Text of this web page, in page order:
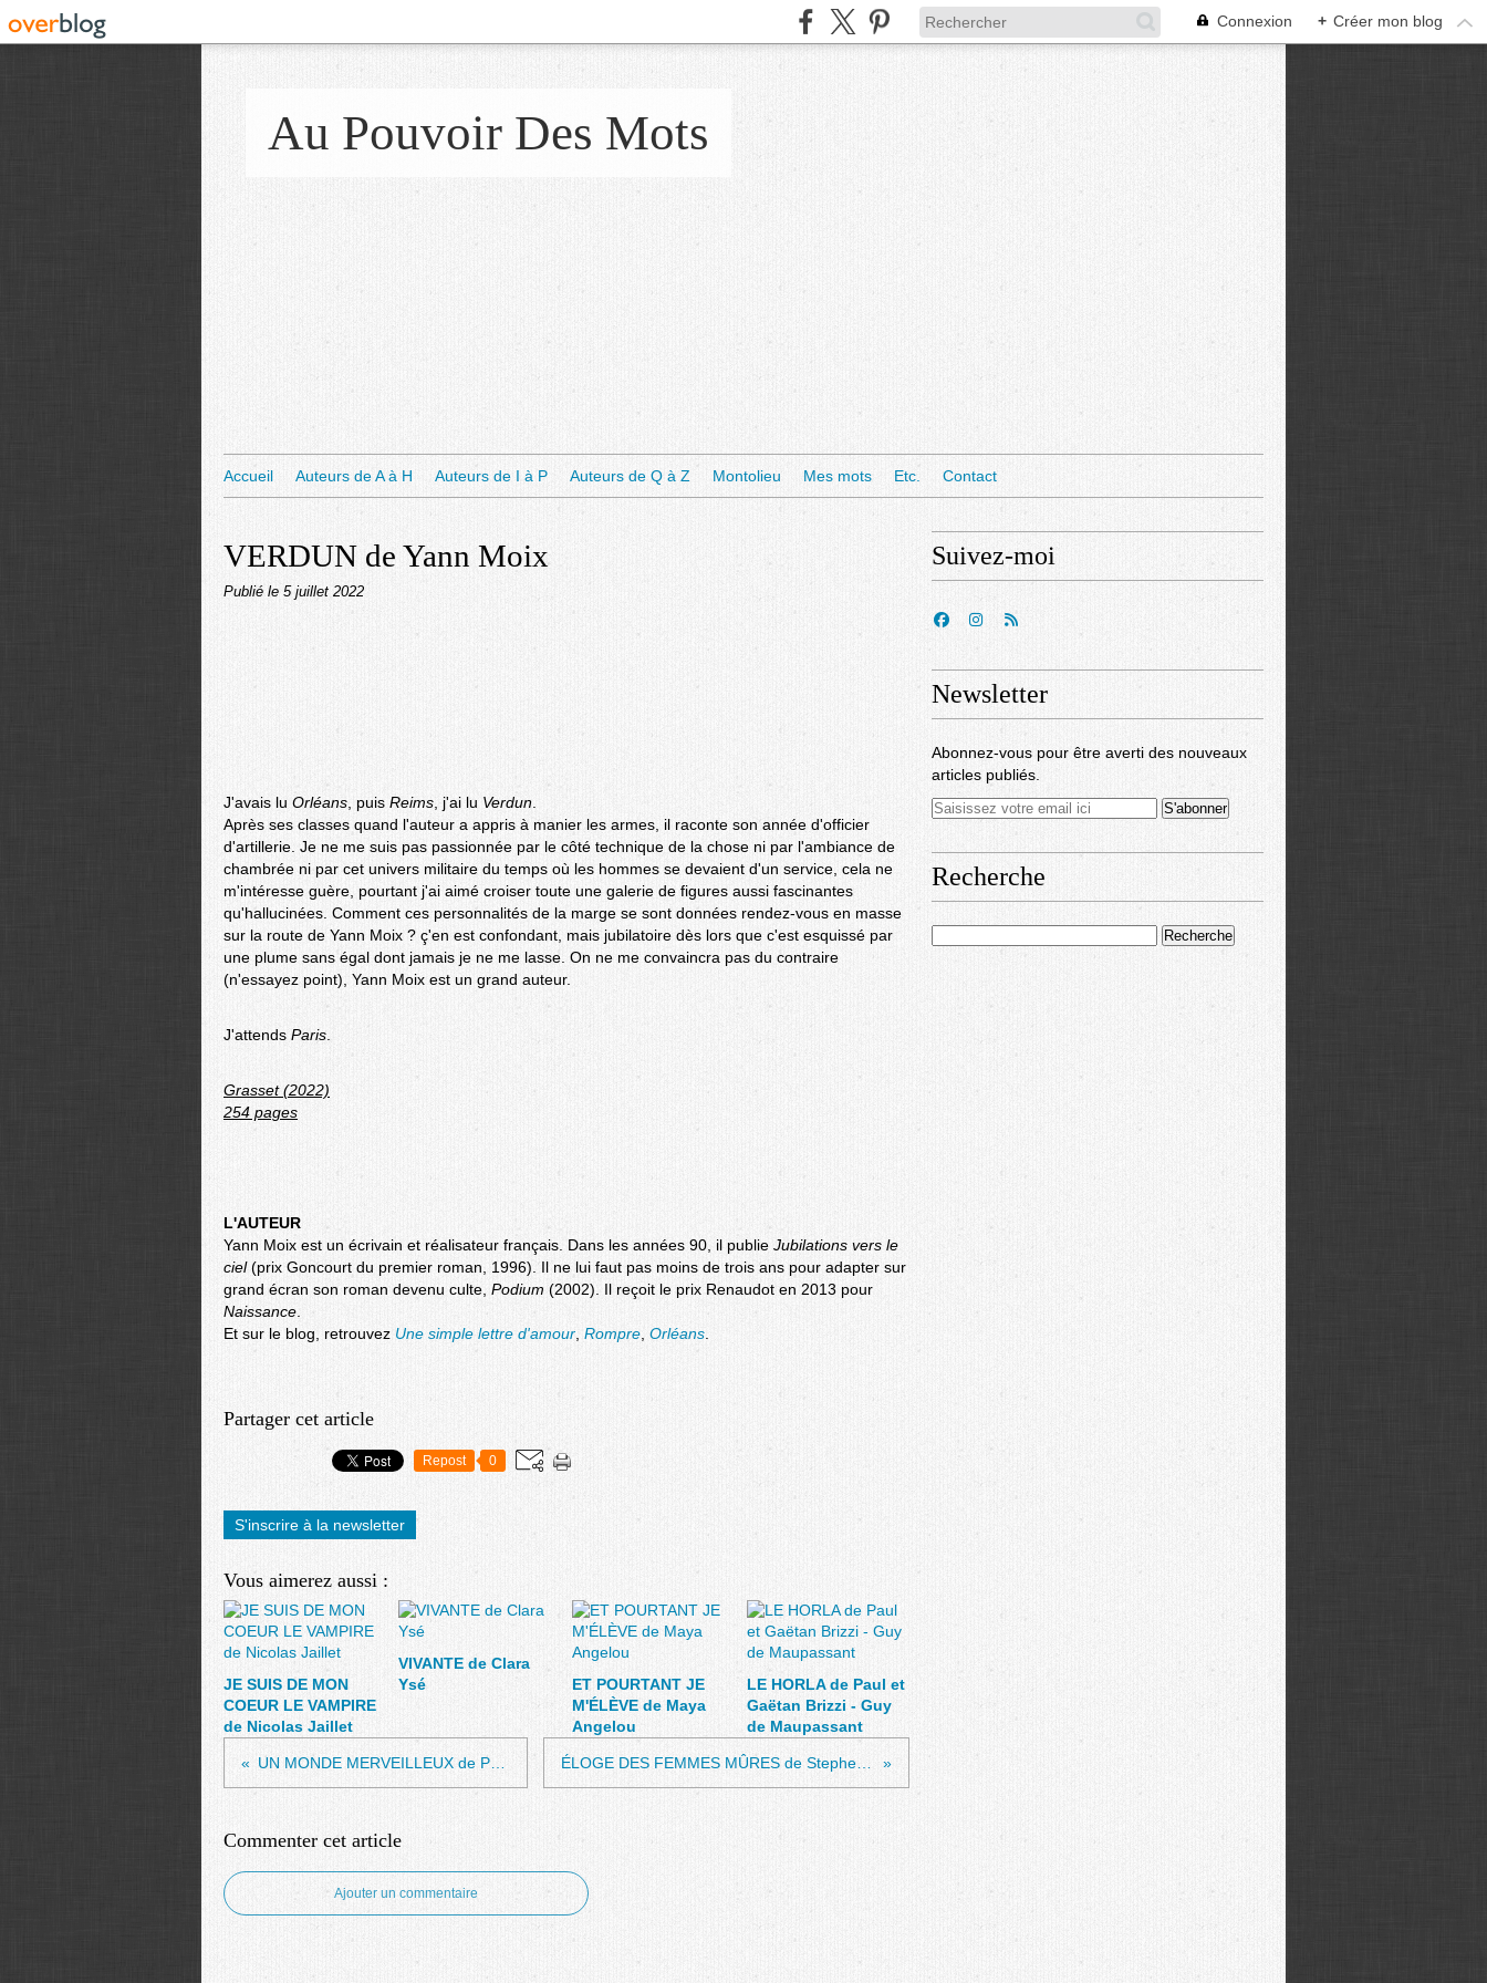
Connexion + Créer mon blog
Au Pouvoir Des Mots
Accueil Auteurs de A à H Auteurs de I à P Auteurs de Q à Z Montolieu Mes mots Etc. Contact
VERDUN de Yann Moix
Publié le 5 juillet 2022
J'avais lu Orléans , puis Reims , j'ai lu Verdun
Après ses classes quand l'auteur a appris à manier les armes, il raconte son année d'officier
d'artillerie. Je ne me suis pas passionnée par le côté technique de la chose ni par l'ambiance de
chambrée ni par cet univers militaire du temps où les hommes se devaient d'un service, cela ne
m'intéresse guère, pourtant j'ai aimé croiser toute une galerie de figures aussi fascinantes
qu'hallucinées. Comment ces personnalités de la marge se sont données rendez-vous en masse
sur la route de Yann Moix ? ç'en est confondant, mais jubilatoire dès lors que c'est esquissé par
une plume sans égal dont jamais je ne me lasse. On ne me convaincra pas du contraire
(n'essayez point), Yann Moix est un grand auteur.
J'attends Paris
Grasset (2022)
254 pages
L'AUTEUR
Yann Moix est un écrivain et réalisateur français. Dans les années 90, il publie Jubilations vers le
ciel(prix Goncourt du premier roman, 1996). Il ne lui faut pas moins de trois ans pour adapter sur
grand écran son roman devenu culte, Podium (2002). Il reçoit le prix Renaudot en 2013 pour
Naissance
Et sur le blog, retrouvez Une simple lettre d'amour Rompre Orléans
Partager cet article
Repost 0
S'inscrire à la newsletter
Vous aimerez aussi :
JE SUIS DE MON
COEUR LE VAMPIRE
de Nicolas Jaillet
VIVANTE de Clara
Ysé
ET POURTANT JE
M'ÉLÈVE de Maya
Angelou
LE HORLA de Paul et
Gaëtan Brizzi - Guy
de Maupassant
Commenter cet article
Ajouter un commentaire
Suivez-moi
Newsletter
Abonnez-vous pour être averti des nouveaux
articles publiés.
Recherche